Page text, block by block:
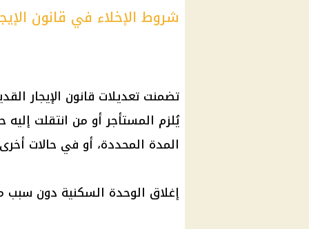
شروط الإخلاء في قانون الإيجار
تضمنت تعديلات قانون الإيجار
يُلزم المستأجرأو من انتقلت إليه
المدة المحددة، أو في حالات
إغلاق الوحدة السكنية دون سبب